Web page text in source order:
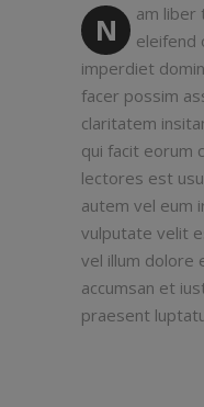
N
am liber
eleifend
imperdiet
facer possim
claritatem
qui facit eorum
lectores est
autem vel eum
vulputate velit
vel illum dolore
accumsan et
praesent